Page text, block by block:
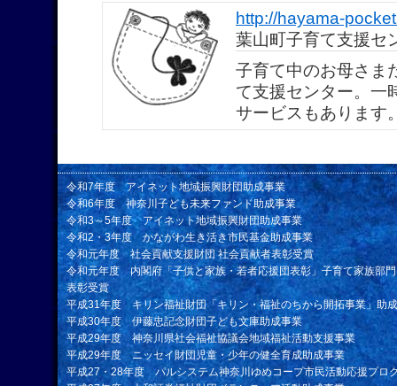
http://hayama-
葉山町子育て支援セ
子育て中のお母さま
て支援センター。一
サービスもあります
令和7年度 アイネット地域振興財団助成事業
令和6年度 神奈川子ども未来ファンド助成事業
令和3～5年度 アイネット地域振興財団助成事業
令和2・3年度 かながわ生き活き市民基金助成事業
令和元年度 社会貢献支援財団 社会貢献者表彰受賞
令和元年度 内閣府「子供と家族・若者応援団表彰」子育て家族部
表彰受賞
平成31年度 キリン福祉財団「キリン・福祉のちから開拓事業」助
平成30年度 伊藤忠記念財団子ども文庫助成事業
平成29年度 神奈川県社会福祉協議会地域福祉活動支援事業
平成29年度 ニッセイ財団児童・少年の健全育成助成事業
平成27・28年度 パルシステム神奈川ゆめコープ市民活動応援プロ